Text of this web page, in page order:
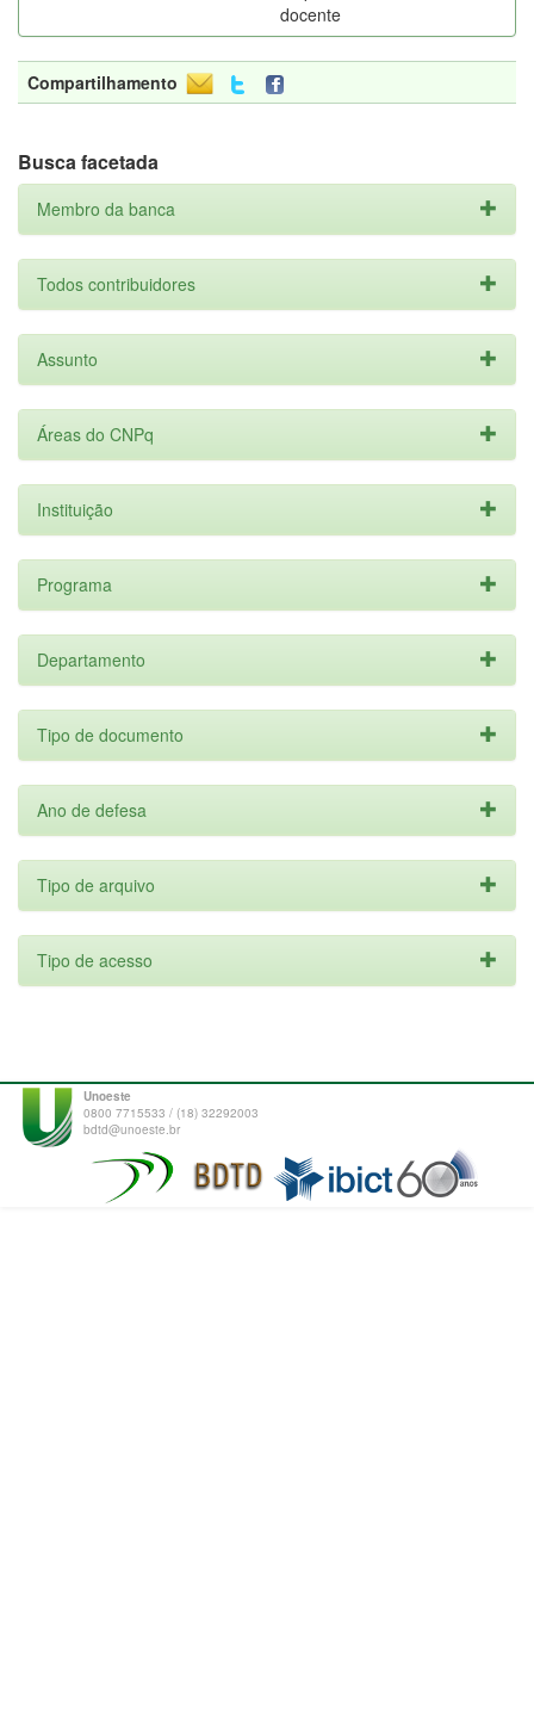
docente
Compartilhamento
Busca facetada
Membro da banca
Todos contribuidores
Assunto
Áreas do CNPq
Instituição
Programa
Departamento
Tipo de documento
Ano de defesa
Tipo de arquivo
Tipo de acesso
Unoeste
0800 7715533 / (18) 32292003
bdtd@unoeste.br